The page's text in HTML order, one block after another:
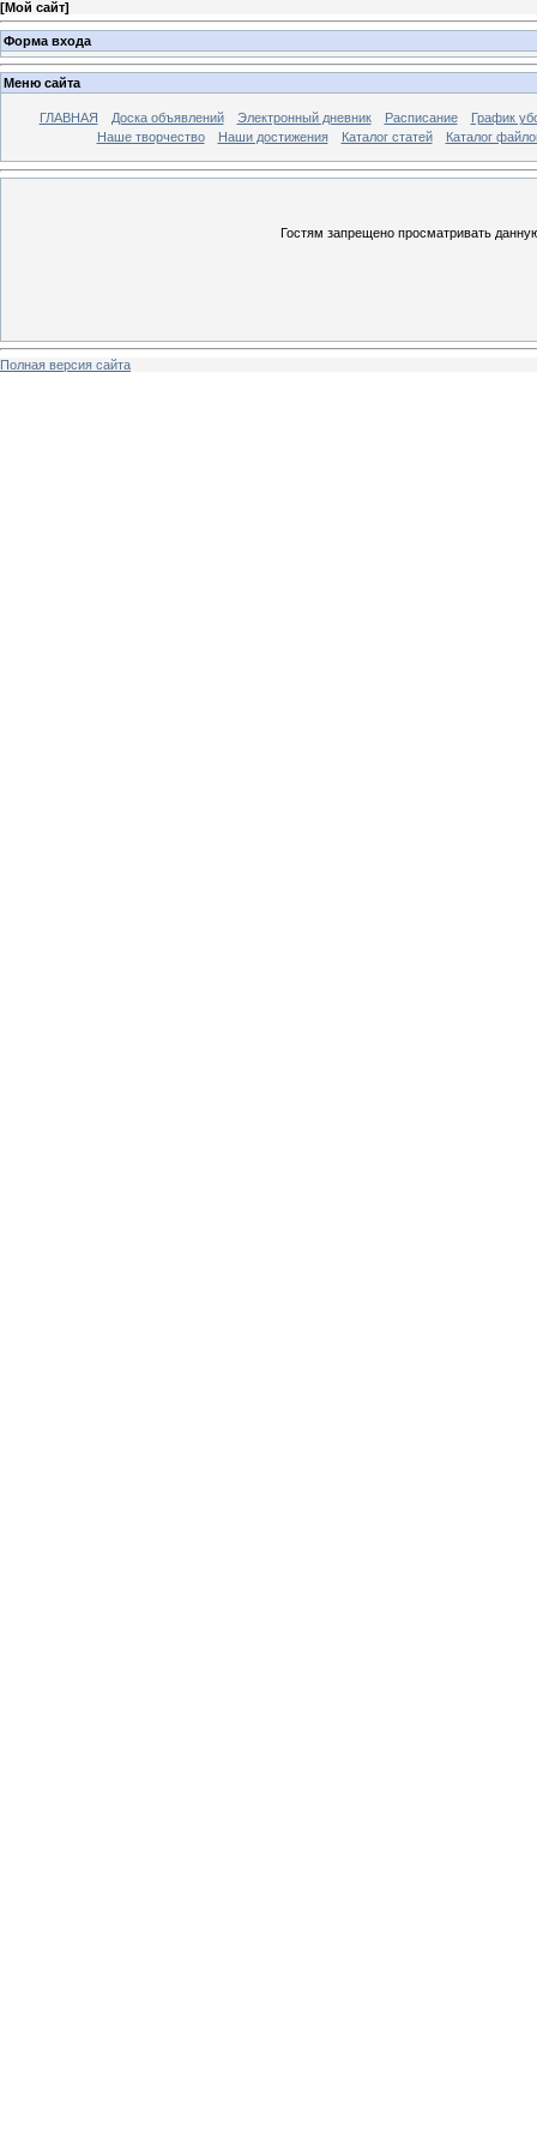
[Мой сайт]
Форма входа
Меню сайта
ГЛАВНАЯ Доска объявлений Электронный дневник Расписание
График
Наше творчество
Наши достижения Каталог статей Каталог
Гостям запрещено просматривать
Полная версия сайта